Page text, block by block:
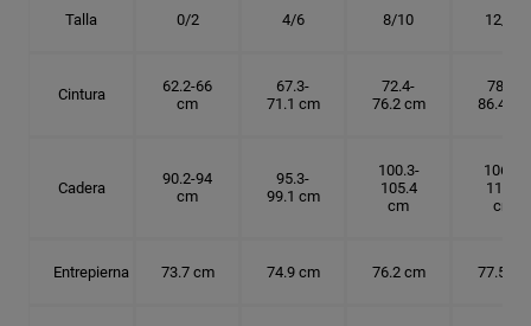
Talla 0/2 4/6 8/10 12/14
Cintura
62.2-66
cm
67.3-
71.1 cm
72.4-
76.2 cm
78.7-
86.4 cm
Cadera
90.2-94
cm
95.3-
99.1 cm
100.3-
105.4
cm
106.7-
114.3
cm
Entrepierna 73.7 cm 74.9 cm 76.2 cm 77.5 cm